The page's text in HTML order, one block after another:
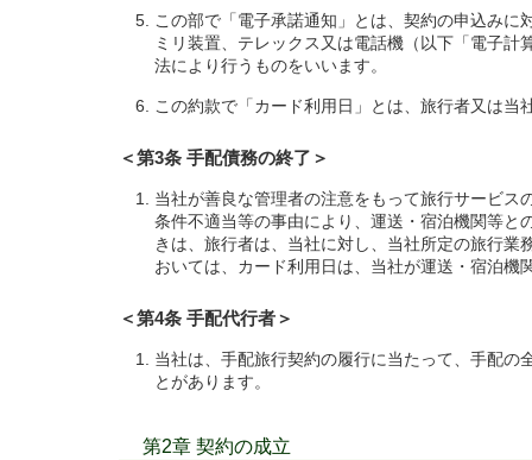
この部で「電子承諾通知」とは、契約の申込み
ミリ装置、テレックス又は電話機（以下「電子
法により行うものをいいます。
この約款で「カード利用日」とは、旅行者又は
＜第3条 手配債務の終了＞
当社が善良な管理者の注意をもって旅行サービ
条件不適当等の事由により、運送・宿泊機関等と
きは、旅行者は、当社に対し、当社所定の旅行
おいては、カード利用日は、当社が運送・宿泊
＜第4条 手配代行者＞
当社は、手配旅行契約の履行に当たって、手配
とがあります。
第2章 契約の成立